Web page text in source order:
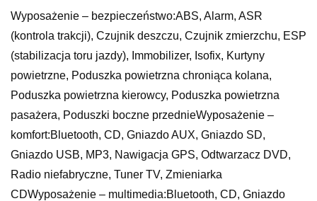
Wyposażenie – bezpieczeństwo:ABS, Alarm, ASR
(kontrola trakcji), Czujnik deszczu, Czujnik zmierzchu, ESP
(stabilizacja toru jazdy), Immobilizer, Isofix, Kurtyny
powietrzne, Poduszka powietrzna chroniąca kolana,
Poduszka powietrzna kierowcy, Poduszka powietrzna
pasażera, Poduszki boczne przednieWyposażenie –
komfort:Bluetooth, CD, Gniazdo AUX, Gniazdo SD,
Gniazdo USB, MP3, Nawigacja GPS, Odtwarzacz DVD,
Radio niefabryczne, Tuner TV, Zmieniarka
CDWyposażenie – multimedia:Bluetooth, CD, Gniazdo